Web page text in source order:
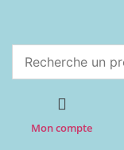
contenu
Mon compte